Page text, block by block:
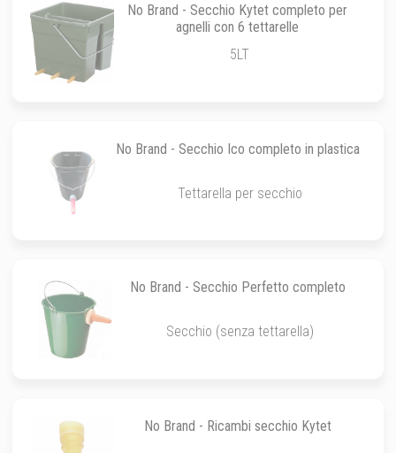
No Brand - Secchio Kytet completo per
agnelli con 6 tettarelle
5LT
No Brand - Secchio Ico completo in plastica
Tettarella per secchio
No Brand - Secchio Perfetto completo
Secchio (senza tettarella)
No Brand - Ricambi secchio Kytet